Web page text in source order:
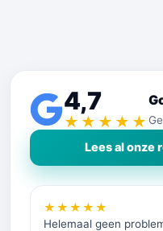
4,7
★★★★★
Lees al onze
★★★★★
Helemaal geen